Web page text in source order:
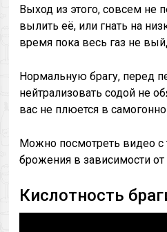
Выход из этого, совсем не
вылить её, или гнать на
время пока весь газ не
Нормальную брагу, перед
нейтрализовать содой не
вас не плюется в
Можно посмотреть видео с
брожения в зависимости от
Кислотность